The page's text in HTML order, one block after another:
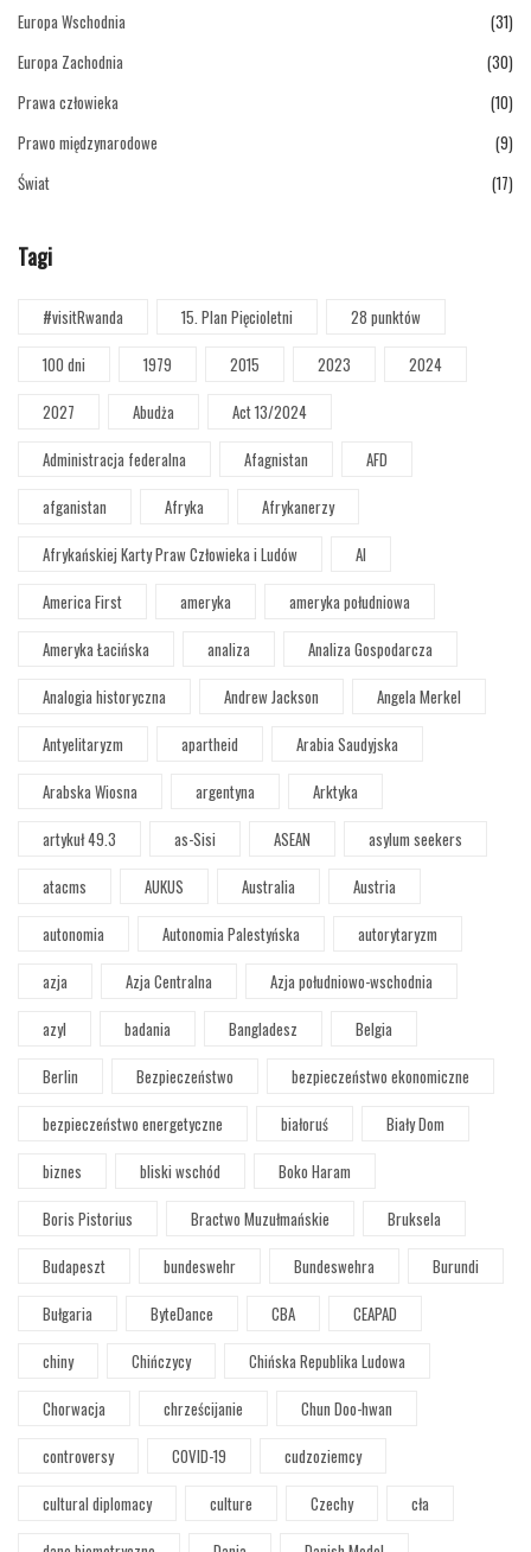
Europa Wschodnia
(31)
Europa Zachodnia
(30)
Prawa człowieka
(10)
Prawo międzynarodowe
(9)
Świat
(17)
Tagi
#visitRwanda 15. Plan Pięcioletni
28 punktów
100 dni
1979 2015 2023
2024
2027
Abudża
Act 13/2024
Administracja federalna
Afagnistan
AFD
afganistan
Afryka
Afrykanerzy
Afrykańskiej Karty Praw Człowieka i Ludów
AI
America First
ameryka
ameryka południowa
Ameryka Łacińska
analiza
Analiza Gospodarcza
Analogia historyczna
Andrew Jackson
Angela Merkel
Antyelitaryzm
apartheid
Arabia Saudyjska
Arabska Wiosna
argentyna
Arktyka
artykuł 49.3
as-Sisi ASEAN
asylum seekers
atacms
AUKUS Australia
Austria
autonomia
Autonomia Palestyńska
autorytaryzm
azja
Azja Centralna
Azja południowo-wschodnia
azyl
badania Bangladesz
Belgia
Berlin
Bezpieczeństwo
bezpieczeństwo ekonomiczne
bezpieczeństwo energetyczne
białoruś
Biały Dom
biznes
bliski wschód
Boko Haram
Boris Pistorius
Bractwo Muzułmańskie
Bruksela
Budapeszt
bundeswehr Bundeswehra
Burundi
Bułgaria
ByteDance CBA
CEAPAD
chiny
Chińczycy
Chińska Republika Ludowa
Chorwacja
chrześcijanie
Chun Doo-hwan
controversy
COVID-19
cudzoziemcy
cultural diplomacy
culture Czechy
cła